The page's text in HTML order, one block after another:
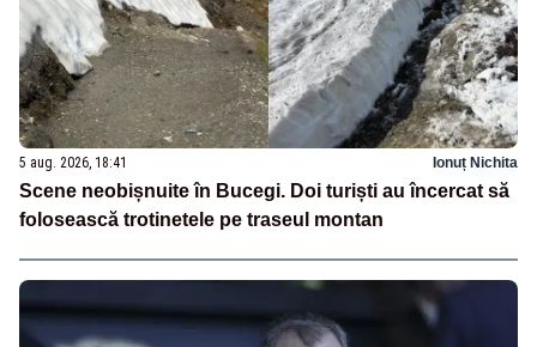
5 aug. 2026, 18:41 Ionuț Nichita
Scene neobișnuite în Bucegi. Doi turiști au încercat să
folosească trotinetele pe traseul montan